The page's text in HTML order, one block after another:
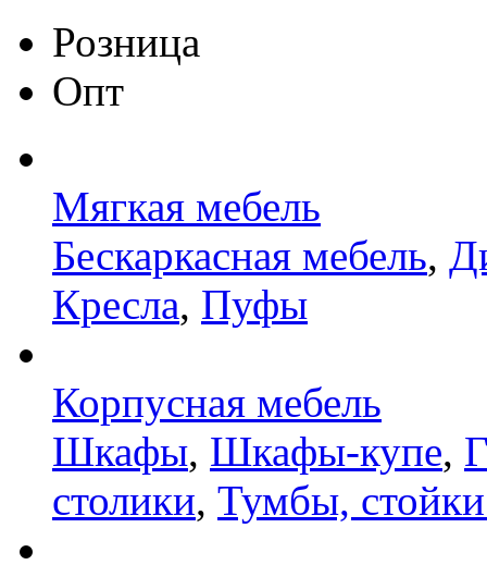
Розница
Опт
Мягкая мебель
Бескаркасная мебель,
Кресла, Пуфы
Корпусная мебель
Шкафы, Шкафы-купе,
столики, Тумбы,